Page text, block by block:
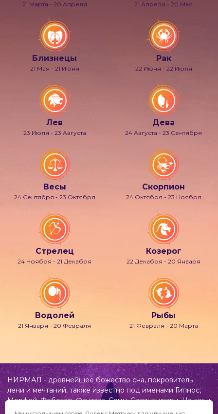
21 Марта - 20 Апреля 21 Апреля - 20 Мая
Близнецы
21 Мая - 21 Июня
Рак
22 Июня - 22 Июля
Лев
23 Июля - 23 Августа
Дева
24 Августа - 23 Сентября
Весы
24 Сентября - 23 Октября
Скорпион
24 Октября - 23 Ноября
Стрелец
24 Ноября - 21 Декабря
Козерог
22 Декабря - 20 Января
Водолей
21 Января - 20 Февраля
Рыбы
21 Февраля - 20 Марта
НИРМАЛ - древнейшее божество сна, покровитель
лени и мечтаний, также известно под именами Гипнос,
Морфей, Фобетор, Фантаза, Сомн, Свапнещвари, На-хаг и
др.